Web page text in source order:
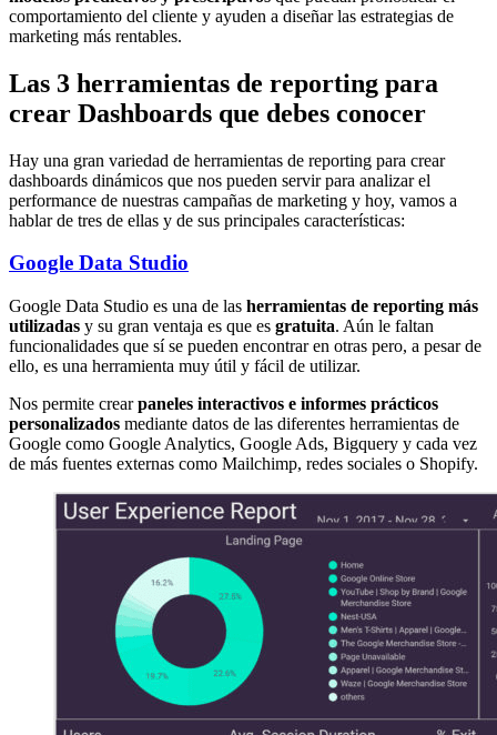
comportamiento del cliente y ayuden a diseñar las estrategias de
marketing más rentables.
Las 3 herramientas de reporting para
crear Dashboards que debes conocer
Hay una gran variedad de herramientas de reporting para crear
dashboards dinámicos que nos pueden servir para analizar el
performance de nuestras campañas de marketing y hoy, vamos a
hablar de tres de ellas y de sus principales características:
Google Data Studio
Google Data Studio es una de las herramientas de reporting más
utilizadas y su gran ventaja es que es gratuita. Aún le faltan
funcionalidades que sí se pueden encontrar en otras pero, a pesar de
ello, es una herramienta muy útil y fácil de utilizar.
Nos permite crearpaneles interactivos e informes prácticos
personalizados mediante datos de las diferentes herramientas de
Google como Google Analytics, Google Ads, Bigquery y cada vez
de más fuentes externas como Mailchimp, redes sociales o Shopify.